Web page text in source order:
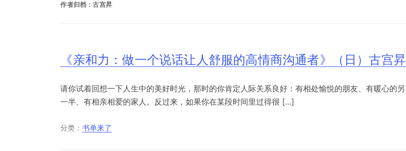
作者归档：古宫昇
《亲和力：做一个说话让人舒服的高情商沟通者》（日）古宫昇
请你试着回想一下人生中的美好时光，那时的你肯定人际关系良好：有相处愉悦的朋友、有暖心的另
一半、有相亲相爱的家人。反过来，如果你在某段时间里过得很 […]
分类：书单来了